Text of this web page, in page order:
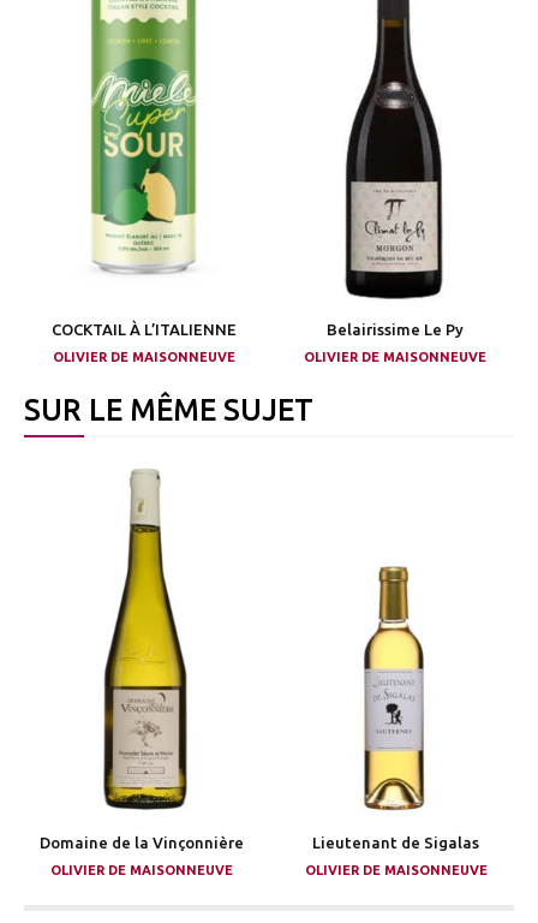
COCKTAIL À L’ITALIENNE
OLIVIER DE MAISONNEUVE
Belairissime Le Py
OLIVIER DE MAISONNEUVE
SUR LE MÊME SUJET
Domaine de la Vinçonnière
OLIVIER DE MAISONNEUVE
Lieutenant de Sigalas
OLIVIER DE MAISONNEUVE